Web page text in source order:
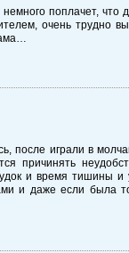
поплачет,
очень трудно
после играли в
причинять
и время тишины
и даже если была